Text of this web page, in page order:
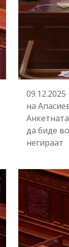
на
да биде
негираат